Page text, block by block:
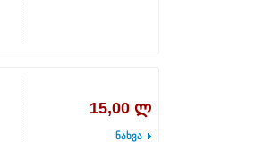
15,00 ლ
ნახვა